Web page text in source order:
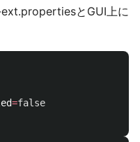
とGUI上に
=